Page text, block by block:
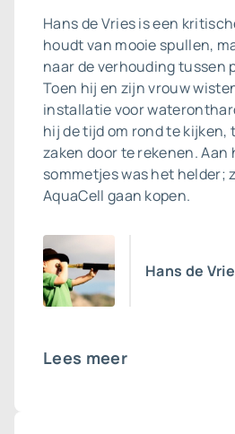
Hans de Vries is een
houdt van mooie spullen,
naar de verhouding tussen
Toen hij en zijn vrouw
installatie voor
hij de tijd om rond te kijken,
zaken door te rekenen. Aan
sommetjes was het helder;
AquaCell gaan kopen.
Hans de
Lees meer